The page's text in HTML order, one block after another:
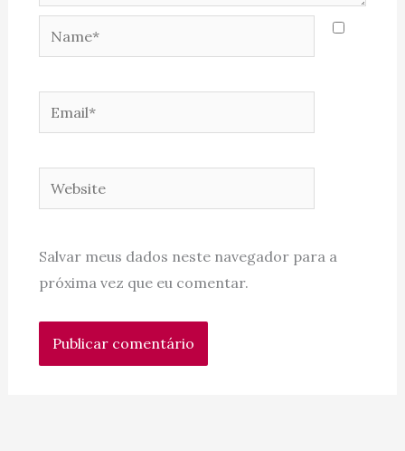
Name*
Email*
Website
Salvar meus dados neste navegador para a
próxima vez que eu comentar.